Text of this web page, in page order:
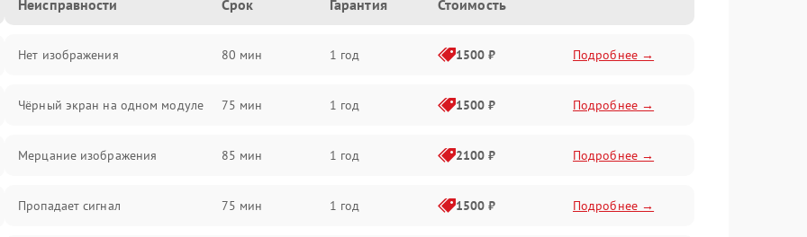
Неисправности Срок Гарантия Стоимость
Нет изображения 80 мин 1 год 1500 ₽ Подробнее →
Чёрный экран на одном модуле 75 мин 1 год 1500 ₽ Подробнее →
Мерцание изображения 85 мин 1 год 2100 ₽ Подробнее →
Пропадает сигнал 75 мин 1 год 1500 ₽ Подробнее →